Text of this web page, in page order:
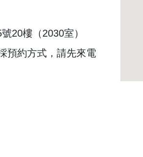
20樓（2030室）
預約方式，請先來電